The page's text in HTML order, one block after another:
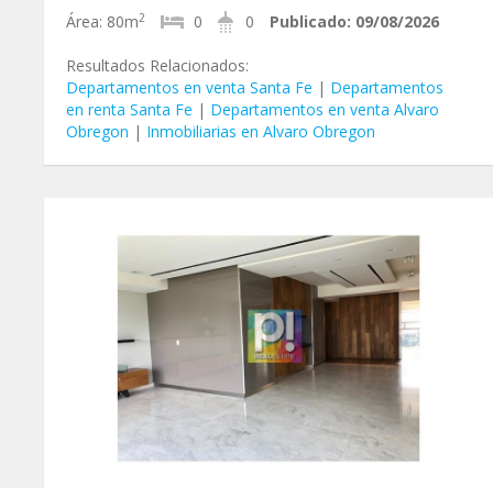
Área: 80m2 0 0 Publicado: 09/08/2026
Resultados Relacionados:
Departamentos en venta Santa Fe | Departamentos
en renta Santa Fe | Departamentos en venta Alvaro
Obregon | Inmobiliarias en Alvaro Obregon